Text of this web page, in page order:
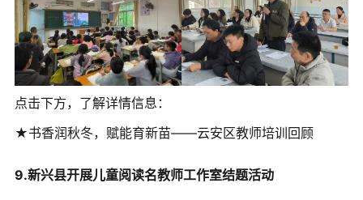
点击下方，了解详情信息：
★书香润秋冬，赋能育新苗——云安区教师培训回顾
9.新兴县开展儿童阅读名教师工作室结题活动